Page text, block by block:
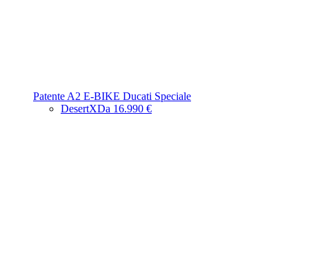
Patente A2 E-BIKE Ducati Speciale
DesertXDa 16.990 €